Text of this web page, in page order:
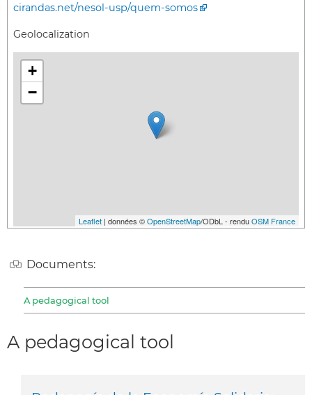
cirandas.net/nesol-usp/quem-somos
Geolocalization
+
−
Leaflet | données ©OpenStreetMap/ODbL - renduOSM France
Documents:
A pedagogical tool
A pedagogical tool